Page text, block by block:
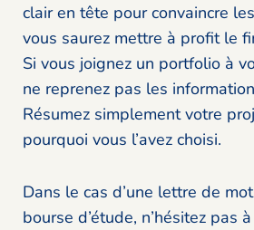
clair en tête pour convaincre
vous saurez mettre à profit le
Si vous joignez un portfolio à
ne reprenez pas les
Résumez simplement votre
pourquoi vous l’avez choisi.
Dans le cas d’une lettre de
bourse d’étude, n’hésitez pas